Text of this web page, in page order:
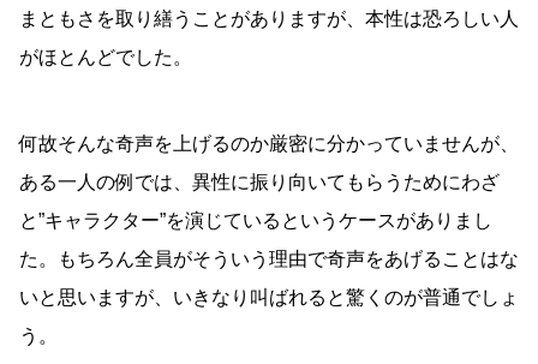
まともさを取り繕うことがありますが、本性は恐ろしい人
がほとんどでした。
何故そんな奇声を上げるのか厳密に分かっていませんが、
ある一人の例では、異性に振り向いてもらうためにわざ
と”キャラクター”を演じているというケースがありまし
た。もちろん全員がそういう理由で奇声をあげることはな
いと思いますが、いきなり叫ばれると驚くのが普通でしょ
う。